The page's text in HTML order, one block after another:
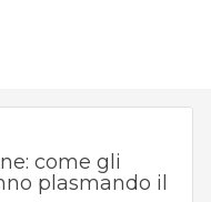
come gli
plasmando il